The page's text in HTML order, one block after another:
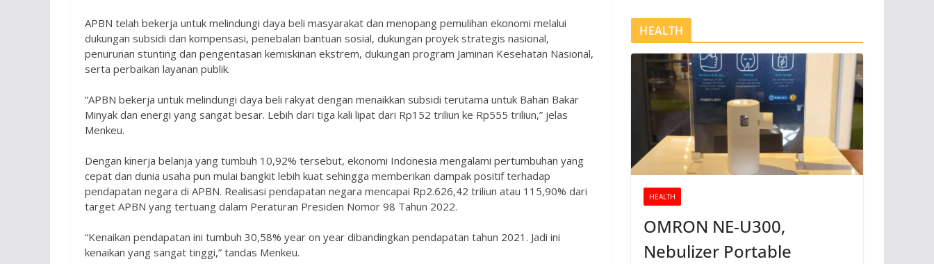
APBN telah bekerja untuk melindungi daya beli masyarakat dan menopang pemulihan ekonomi melalui
dukungan subsidi dan kompensasi, penebalan bantuan sosial, dukungan proyek strategis nasional,
penurunan stunting dan pengentasan kemiskinan ekstrem, dukungan program Jaminan Kesehatan Nasional,
serta perbaikan layanan publik.
“APBN bekerja untuk melindungi daya beli rakyat dengan menaikkan subsidi terutama untuk Bahan Bakar
Minyak dan energi yang sangat besar. Lebih dari tiga kali lipat dari Rp152 triliun ke Rp555 triliun,” jelas
Menkeu.
Dengan kinerja belanja yang tumbuh 10,92% tersebut, ekonomi Indonesia mengalami pertumbuhan yang
cepat dan dunia usaha pun mulai bangkit lebih kuat sehingga memberikan dampak positif terhadap
pendapatan negara di APBN. Realisasi pendapatan negara mencapai Rp2.626,42 triliun atau 115,90% dari
target APBN yang tertuang dalam Peraturan Presiden Nomor 98 Tahun 2022.
“Kenaikan pendapatan ini tumbuh 30,58% year on year dibandingkan pendapatan tahun 2021. Jadi ini
kenaikan yang sangat tinggi,” tandas Menkeu.
HEALTH
HEALTH
OMRON NE-U300,
Nebulizer Portable